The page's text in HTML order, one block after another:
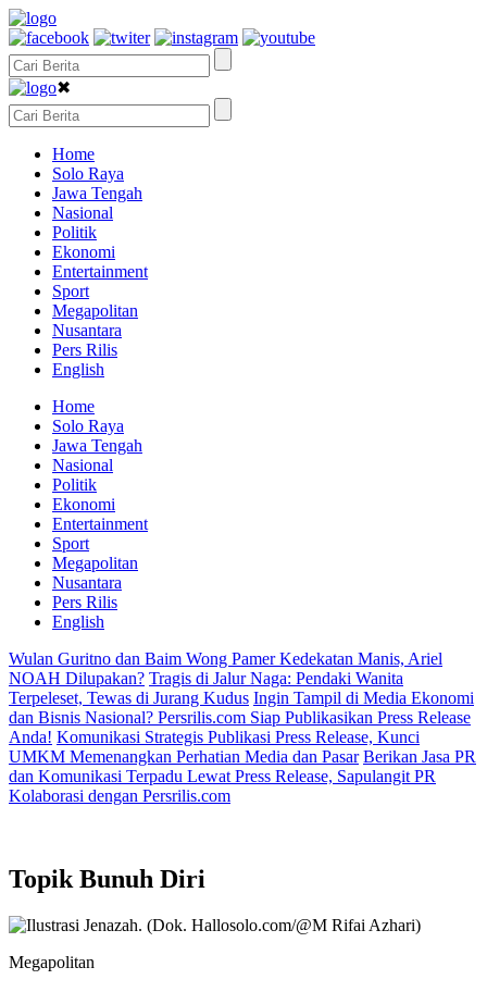
✖
Home
Solo Raya
Jawa Tengah
Nasional
Politik
Ekonomi
Entertainment
Sport
Megapolitan
Nusantara
Pers Rilis
English
Home
Solo Raya
Jawa Tengah
Nasional
Politik
Ekonomi
Entertainment
Sport
Megapolitan
Nusantara
Pers Rilis
English
Wulan Guritno dan Baim Wong Pamer Kedekatan Manis, Ariel
NOAH Dilupakan? Tragis di Jalur Naga: Pendaki Wanita
Terpeleset, Tewas di Jurang Kudus Ingin Tampil di Media Ekonomi
dan Bisnis Nasional? Persrilis.com Siap Publikasikan Press Release
Anda! Komunikasi Strategis Publikasi Press Release, Kunci
UMKM Memenangkan Perhatian Media dan Pasar Berikan Jasa PR
dan Komunikasi Terpadu Lewat Press Release, Sapulangit PR
Kolaborasi dengan Persrilis.com
Topik Bunuh Diri
Megapolitan